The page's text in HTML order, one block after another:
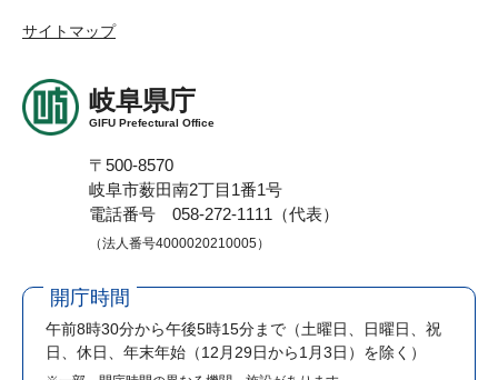
サイトマップ
岐阜県庁
GIFU Prefectural Office
〒500-8570
岐阜市薮田南2丁目1番1号
電話番号 058-272-1111（代表）
（法人番号4000020210005）
開庁時間
午前8時30分から午後5時15分まで （土曜日、日曜日、祝
日、休日、年末年始（12月29日から1月3日）を除く）